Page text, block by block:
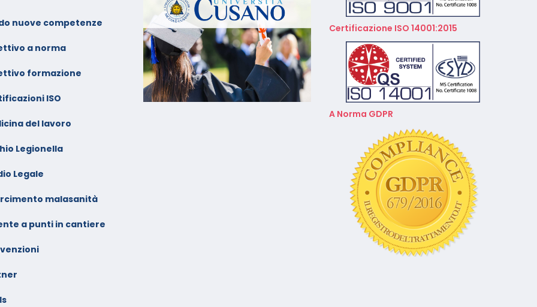
nuove competenze
a norma
formazione
ISO
del lavoro
Legionella
Legale
malasanità
a punti in cantiere
Gennaio –
Calendario Corsi
Videoconferenza Gennaio –
Febbraio 2026
Certificazione ISO 14001:2015
A Norma GDPR